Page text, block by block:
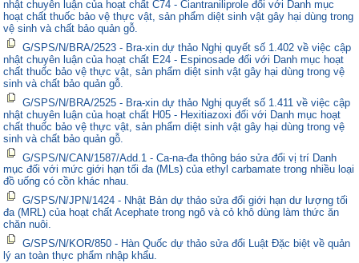
nhật chuyên luận của hoạt chất C74 - Ciantraniliprole đối với Danh mục
hoạt chất thuốc bảo vệ thực vật, sản phẩm diệt sinh vật gây hại dùng trong
vệ sinh và chất bảo quản gỗ.
G/SPS/N/BRA/2523 - Bra-xin dự thảo Nghị quyết số 1.402 về việc cập
nhật chuyên luận của hoạt chất E24 - Espinosade đối với Danh mục hoạt
chất thuốc bảo vệ thực vật, sản phẩm diệt sinh vật gây hại dùng trong vệ
sinh và chất bảo quản gỗ.
G/SPS/N/BRA/2525 - Bra-xin dự thảo Nghị quyết số 1.411 về việc cập
nhật chuyên luận của hoạt chất H05 - Hexitiazoxi đối với Danh mục hoạt
chất thuốc bảo vệ thực vật, sản phẩm diệt sinh vật gây hại dùng trong vệ
sinh và chất bảo quản gỗ.
G/SPS/N/CAN/1587/Add.1 - Ca-na-đa thông báo sửa đổi vị trí Danh
mục đối với mức giới hạn tối đa (MLs) của ethyl carbamate trong nhiều loại
đồ uống có cồn khác nhau.
G/SPS/N/JPN/1424 - Nhật Bản dự thảo sửa đổi giới hạn dư lượng tối
đa (MRL) của hoạt chất Acephate trong ngô và cỏ khô dùng làm thức ăn
chăn nuôi.
G/SPS/N/KOR/850 - Hàn Quốc dự thảo sửa đổi Luật Đặc biệt về quản
lý an toàn thực phẩm nhập khẩu.